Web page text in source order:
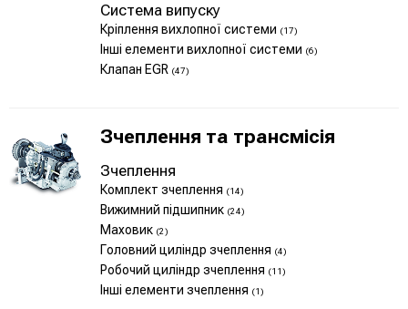
Система випуску
Кріплення вихлопної системи (17)
Інші елементи вихлопної системи (6)
Клапан EGR (47)
Зчеплення та трансмісія
Зчеплення
Комплект зчеплення (14)
Вижимний підшипник (24)
Маховик (2)
Головний циліндр зчеплення (4)
Робочий циліндр зчеплення (11)
Інші елементи зчеплення (1)